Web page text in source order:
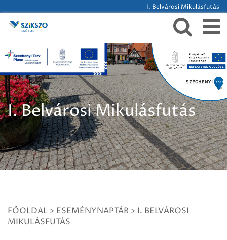
I. Belvárosi Mikulásfutás
I. Belvárosi Mikulásfutás
FŐOLDAL > ESEMÉNYNAPTÁR > I. BELVÁROSI
MIKULÁSFUTÁS